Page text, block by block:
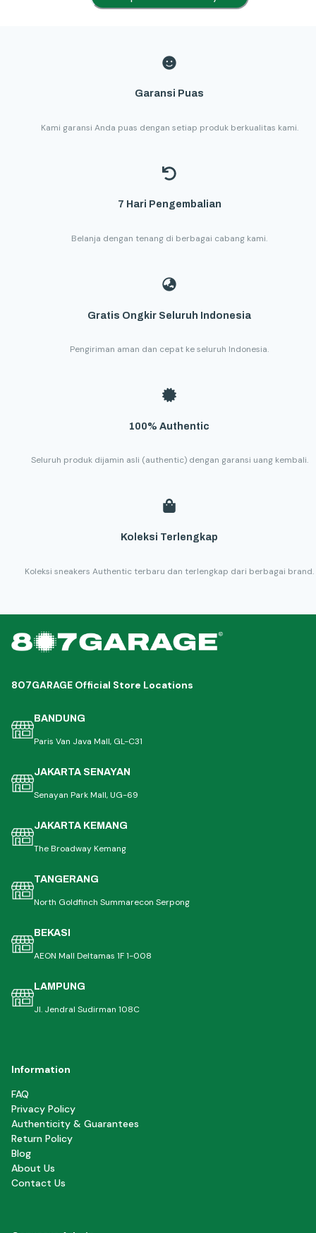
Garansi Puas
Kami garansi Anda puas dengan setiap produk berkualitas kami.
7 Hari Pengembalian
Belanja dengan tenang di berbagai cabang kami.
Gratis Ongkir Seluruh Indonesia
Pengiriman aman dan cepat ke seluruh Indonesia.
100% Authentic
Seluruh produk dijamin asli (authentic) dengan garansi uang kembali.
Koleksi Terlengkap
Koleksi sneakers Authentic terbaru dan terlengkap dari berbagai brand.
807GARAGE Official Store Locations
BANDUNG
Paris Van Java Mall, GL-C31
JAKARTA SENAYAN
Senayan Park Mall, UG-69
JAKARTA KEMANG
The Broadway Kemang
TANGERANG
North Goldfinch Summarecon Serpong
BEKASI
AEON Mall Deltamas 1F 1-008
LAMPUNG
Jl. Jendral Sudirman 108C
Information
FAQ
Privacy Policy
Authenticity & Guarantees
Return Policy
Blog
About Us
Contact Us